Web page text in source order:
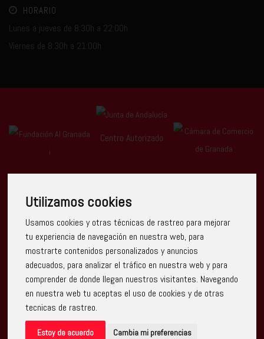
Utilizamos cookies
Usamos cookies y otras técnicas de rastreo para mejorar
tu experiencia de navegación en nuestra web, para
mostrarte contenidos personalizados y anuncios
adecuados, para analizar el tráfico en nuestra web y para
comprender de donde llegan nuestros visitantes. Navegando
en nuestra web tu aceptas el uso de cookies y de otras
tecnicas de rastreo.
Estoy de acuerdo Cambia mi preferencias
HORARIO
Lunes a jueves de 8:30h a 22:00h
Viernes de 8:30h a 21:00h
Centro Autorizado
Escuela Arte Granada ha recibido una ayuda de la Unión
Europea con cargo al Programa Operativo FEDER de Andalucía
2014-2020, financiada como parte de la respuesta de la Unión
a la pandemia de COVID-19 (REACT-UE), para compensar el
sobrecoste energético de gas natural y/o electricidad a pymes
y autónomos especialmente afectados por el incremento de
los precios del gas natural y la electricidad provocados por el
impacto de la guerra de agresión de Rusia contra Ucrania.